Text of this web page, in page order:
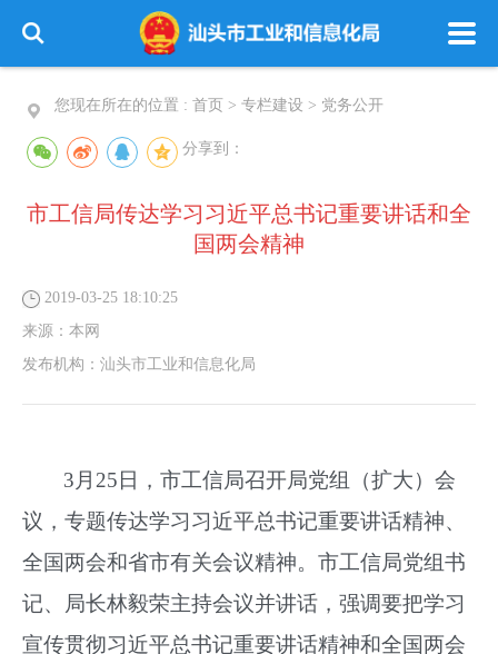
您现在所在的位置 : 首页 > 专栏建设 > 党务公开
分享到：
市工信局传达学习习近平总书记重要讲话和全
国两会精神
2019-03-25 18:10:25
来源： 本网
发布机构： 汕头市工业和信息化局
3月25日，市工信局召开局党组（扩大）会
议，专题传达学习习近平总书记重要讲话精神、
全国两会和省市有关会议精神。市工信局党组书
记、局长林毅荣主持会议并讲话，强调要把学习
宣传贯彻习近平总书记重要讲话精神和全国两会